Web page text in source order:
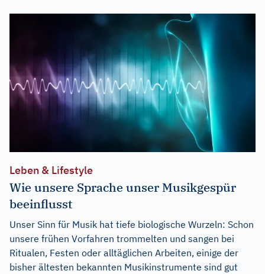
Leben & Lifestyle
Wie unsere Sprache unser Musikgespür
beeinflusst
Unser Sinn für Musik hat tiefe biologische Wurzeln: Schon
unsere frühen Vorfahren trommelten und sangen bei
Ritualen, Festen oder alltäglichen Arbeiten, einige der
bisher ältesten bekannten Musikinstrumente sind gut